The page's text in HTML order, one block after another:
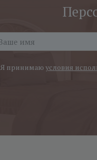
Я принимаю условия